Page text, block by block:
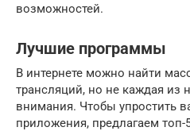
возможностей.
Лучшие программы
В интернете можно найти
трансляций, но не каждая из
внимания. Чтобы упростить
приложения, предлагаем